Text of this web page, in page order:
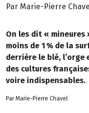
Par Marie-Pierre
On les dit «
moins de 1 % de la
derrière le blé, l’orge
des cultures
voire indispensables.
Par Marie-Pierre Chavel